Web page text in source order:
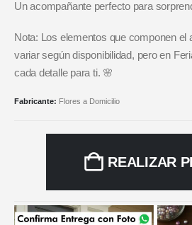
Un acompañante perfecto para
Nota: Los elementos que componen el
variar según disponibilidad, pero en
cada detalle para ti. 🌸
Fabricante: Flores a Domicilio
REALIZAR